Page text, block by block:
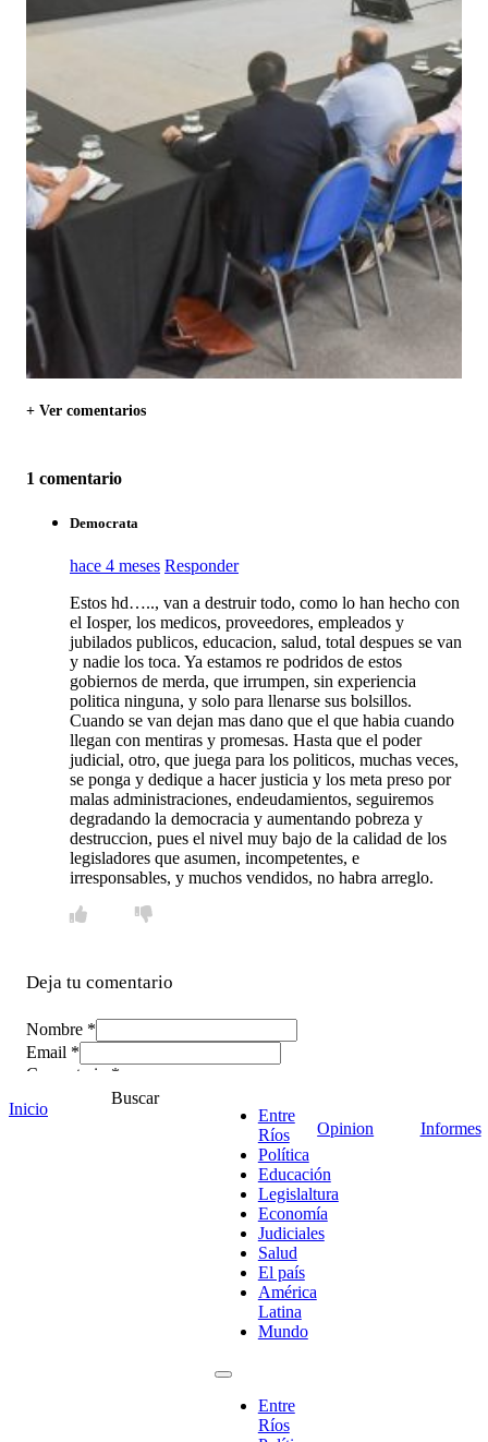
+ Ver comentarios
1 comentario
Democrata
hace 4 meses Responder
Estos hd….., van a destruir todo, como lo han hecho con
el Iosper, los medicos, proveedores, empleados y
jubilados publicos, educacion, salud, total despues se van
y nadie los toca. Ya estamos re podridos de estos
gobiernos de merda, que irrumpen, sin experiencia
politica ninguna, y solo para llenarse sus bolsillos.
Cuando se van dejan mas dano que el que habia cuando
llegan con mentiras y promesas. Hasta que el poder
judicial, otro, que juega para los politicos, muchas veces,
se ponga y dedique a hacer justicia y los meta preso por
malas administraciones, endeudamientos, seguiremos
degradando la democracia y aumentando pobreza y
destruccion, pues el nivel muy bajo de la calidad de los
legisladores que asumen, incompetentes, e
irresponsables, y muchos vendidos, no habra arreglo.
Deja tu comentario
Nombre *
Email *
Comentario *
Inicio
Buscar
Entre
Ríos
Política
Educación
Legislaltura
Economía
Judiciales
Salud
El país
América
Latina
Mundo
Entre
Ríos
Opinion Informes
¡Ponete en contacto!